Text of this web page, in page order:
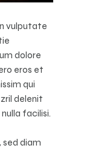
vulputate
dolore
eros et
qui
delenit
facilisi.
diam